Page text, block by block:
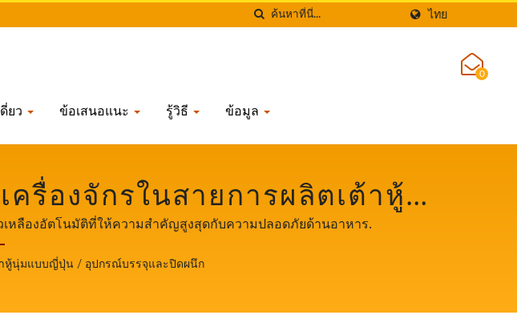
ไทย
ยว ข้อเสนอแนะ รู้วิธี ข้อมูล
0
รื่องจักรในสายการผลิตเต้าหู้
าหู้และนมถั่วเหลืองอัตโนมัติที่
ปลอดภัยด้านอาหาร.
เหลืองอัตโนมัติที่ให้ความสำคัญสูงสุดกับความปลอดภัยด้านอาหาร.
าหู้นุ่มแบบญี่ปุ่น / อุปกรณ์บรรจุและปิดผนึก